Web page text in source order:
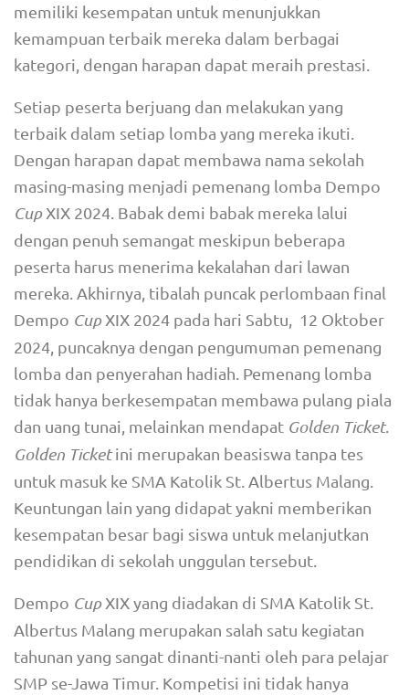
memiliki kesempatan untuk menunjukkan
kemampuan terbaik mereka dalam berbagai
kategori, dengan harapan dapat meraih prestasi.
Setiap peserta berjuang dan melakukan yang
terbaik dalam setiap lomba yang mereka ikuti.
Dengan harapan dapat membawa nama sekolah
masing-masing menjadi pemenang lomba Dempo
CupXIX 2024. Babak demi babak mereka lalui
dengan penuh semangat meskipun beberapa
peserta harus menerima kekalahan dari lawan
mereka. Akhirnya, tibalah puncak perlombaan final
Dempo CupXIX 2024 pada hari Sabtu, 12 Oktober
2024, puncaknya dengan pengumuman pemenang
lomba dan penyerahan hadiah. Pemenang lomba
tidak hanya berkesempatan membawa pulang piala
dan uang tunai, melainkan mendapat Golden Ticket.
Golden Ticketini merupakan beasiswa tanpa tes
untuk masuk ke SMA Katolik St. Albertus Malang.
Keuntungan lain yang didapat yakni memberikan
kesempatan besar bagi siswa untuk melanjutkan
pendidikan di sekolah unggulan tersebut.
Dempo CupXIX yang diadakan di SMA Katolik St.
Albertus Malang merupakan salah satu kegiatan
tahunan yang sangat dinanti-nanti oleh para pelajar
SMP se-Jawa Timur. Kompetisi ini tidak hanya